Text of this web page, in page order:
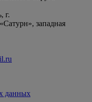
г.
западная
данных